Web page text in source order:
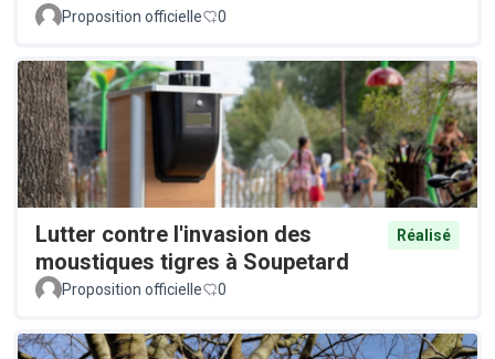
Proposition officielle 0
Lutter contre l'invasion des
moustiques tigres à Soupetard
Réalisé
Proposition officielle 0